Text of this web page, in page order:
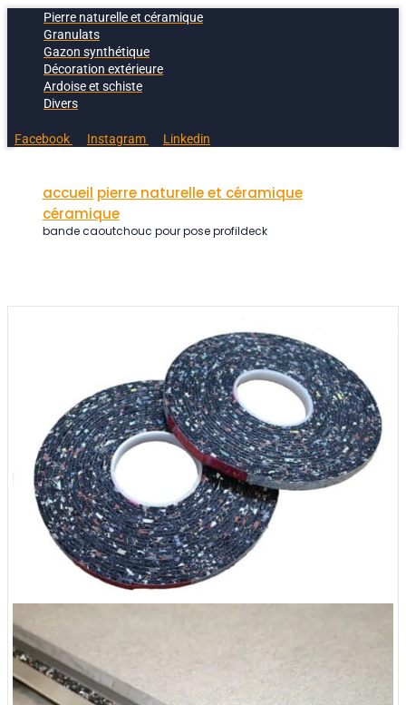
Pierre naturelle et céramique
Granulats
Gazon synthétique
Décoration extérieure
Ardoise et schiste
Divers
Facebook Instagram Linkedin
accueil pierre naturelle et céramique
céramique
bande caoutchouc pour pose profildeck